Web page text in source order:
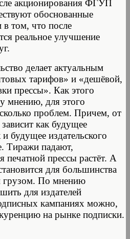
акционирования ФГУП
обоснованные
том, что после
реальное улучшение
делает актуальным
тарифов» и «дешёвой,
прессы». Как этого
мнению, для этого
проблем. Причем, от
как будущее
будущее издательского
Тиражи падают,
печатной прессы растёт. А
для большинства
грузом. По мнению
для издателей
кампаниях можно,
на рынке подписки.